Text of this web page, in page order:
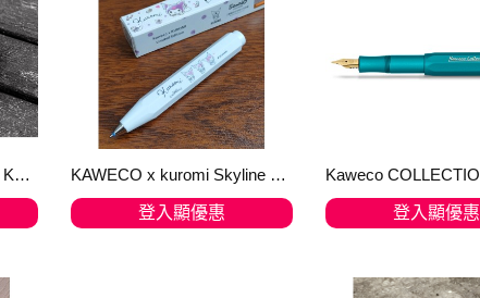
Collector Pen Case for 14 Kaweco Pens - Crazy Horse Brown 旺角出貨 KAWECO x kuromi Skyline Sport 聯名原子筆/ 限量版/ 白色鋼筆限定版 全球限量僅500支
登入顯優惠 登入顯優惠